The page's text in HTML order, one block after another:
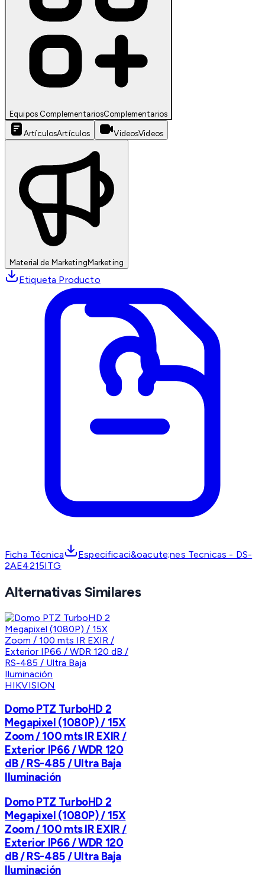
Equipos ComplementariosComplementarios
ArtículosArtículos VideosVideos
Material de MarketingMarketing
Etiqueta Producto
Ficha Técnica
Especificaci&oacute;nes Tecnicas - DS-
2AE4215ITG
Alternativas Similares
HIKVISION
Domo PTZ TurboHD 2
Megapixel (1080P) / 15X
Zoom / 100 mts IR EXIR /
Exterior IP66 / WDR 120
dB / RS-485 / Ultra Baja
Iluminación
Domo PTZ TurboHD 2
Megapixel (1080P) / 15X
Zoom / 100 mts IR EXIR /
Exterior IP66 / WDR 120
dB / RS-485 / Ultra Baja
Iluminación